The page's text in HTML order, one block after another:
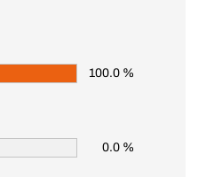
100.0 %
0.0 %